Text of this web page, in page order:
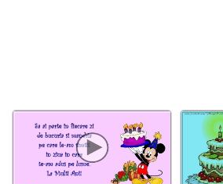
Felicitari zile saptamana
Felicitari muzicale